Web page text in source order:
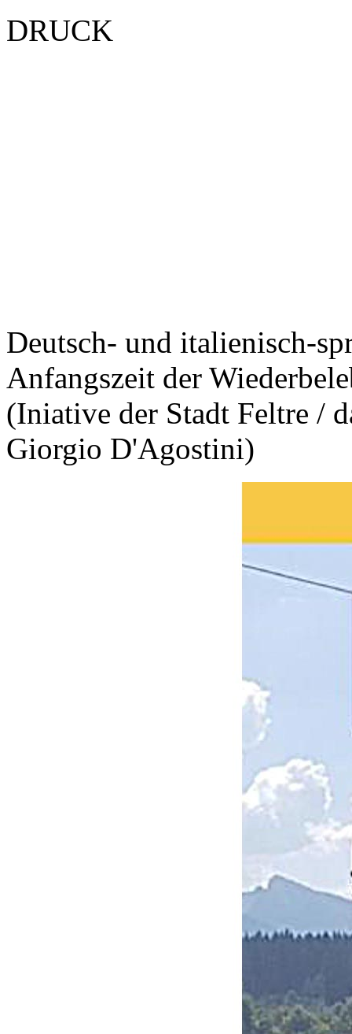
DRUCK
Deutsch- und italienisch-
Anfangszeit der
(Iniative der Stadt Feltre /
Giorgio D'Agostini)